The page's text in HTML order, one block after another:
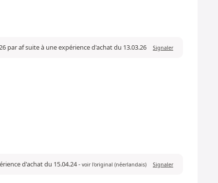
par af suite à une expérience d'achat du 13.03.26 Signaler
d'achat du 15.04.24- voir l'original (néerlandais) Signaler